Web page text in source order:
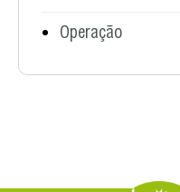
Operação